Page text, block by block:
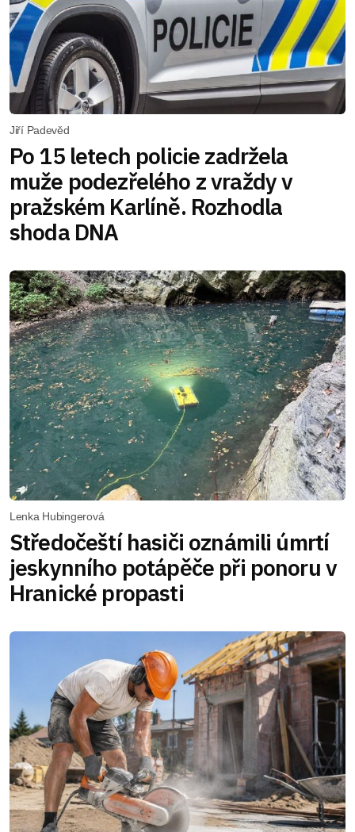
Jiří Padevěd
Po 15 letech policie zadržela
muže podezřelého z vraždy v
pražském Karlíně. Rozhodla
shoda DNA
Lenka Hubingerová
Středočeští hasiči oznámili úmrtí
jeskynního potápěče při ponoru v
Hranické propasti